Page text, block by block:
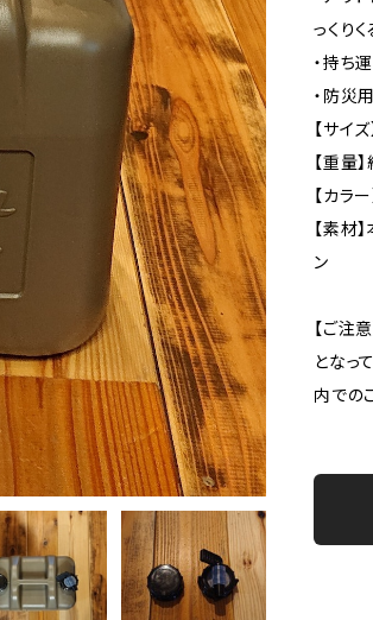
っくりく
・持ち
・防災
【サイ
【重量
【カラ
【素材
ン
【ご注
となっ
内での